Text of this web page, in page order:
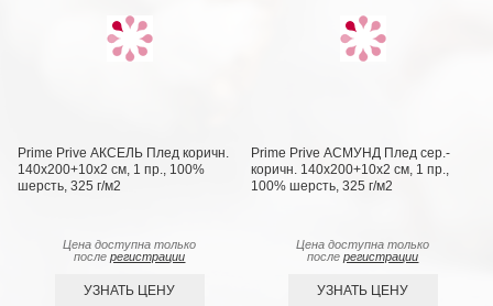
Prime Prive АКСЕЛЬ Плед коричн.
140х200+10х2 см, 1 пр., 100%
шерсть, 325 г/м2
Цена доступна только
послерегистрации
УЗНАТЬ ЦЕНУ
Prime Prive АСМУНД Плед сер.-
коричн. 140х200+10х2 см, 1 пр.,
100% шерсть, 325 г/м2
Цена доступна только
послерегистрации
УЗНАТЬ ЦЕНУ